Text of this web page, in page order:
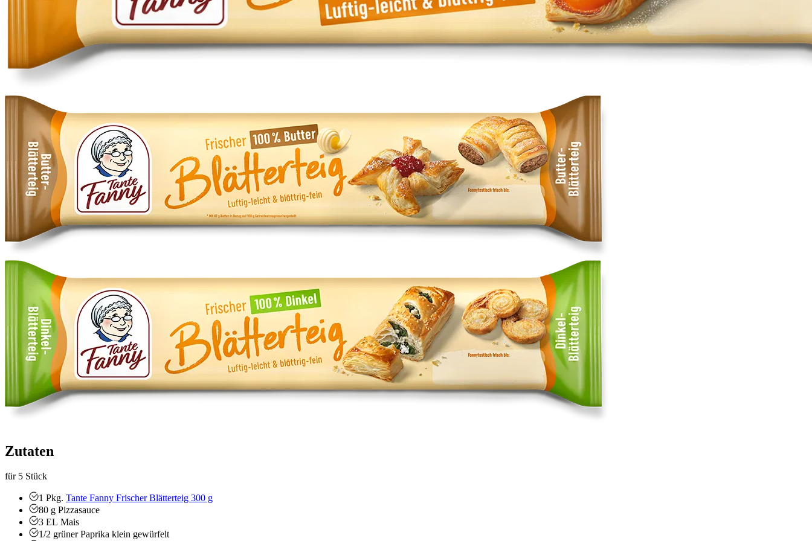
Zutaten
für 5 Stück
1 Pkg. Tante Fanny Frischer Blätterteig 300 g
80 g Pizzasauce
3 EL Mais
1/2 grüner Paprika klein gewürfelt